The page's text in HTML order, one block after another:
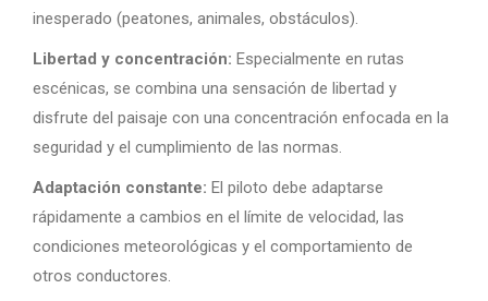
inesperado (peatones, animales, obstáculos).
Libertad y concentración: Especialmente en rutas
escénicas, se combina una sensación de libertad y
disfrute del paisaje con una concentración enfocada en la
seguridad y el cumplimiento de las normas.
Adaptación constante: El piloto debe adaptarse
rápidamente a cambios en el límite de velocidad, las
condiciones meteorológicas y el comportamiento de
otros conductores.